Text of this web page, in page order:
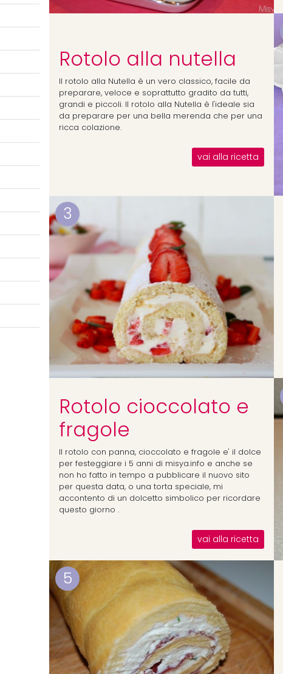
Rotolo alla nutella
Il rotolo alla Nutella è un vero classico, facile da
preparare, veloce e soprattutto gradito da tutti,
grandi e piccoli. Il rotolo alla Nutella è l'ideale sia
da preparare per una bella merenda che per una
ricca colazione.
vai alla ricetta
3
Rotolo cioccolato e
fragole
Il rotolo con panna, cioccolato e fragole e' il dolce
per festeggiare i 5 anni di misya.info e anche se
non ho fatto in tempo a pubblicare il nuovo sito
per questa data, o una torta speciale, mi
accontento di un dolcetto simbolico per ricordare
questo giorno .
vai alla ricetta
5